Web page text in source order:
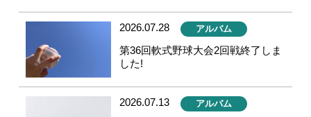
2026.07.28 アルバム
第36回軟式野球大会2回戦終了しま
した!
2026.07.13 アルバム